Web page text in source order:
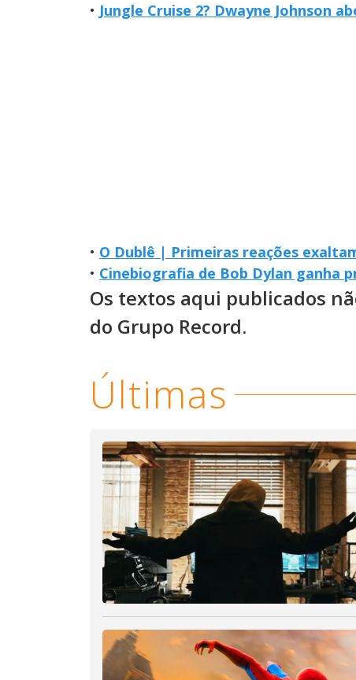
• Jungle Cruise 2? Dwayne Johnson
• O Dublê | Primeiras reações
• Cinebiografia de Bob Dylan ganha
Os textos aqui publicados
do Grupo Record.
Últimas